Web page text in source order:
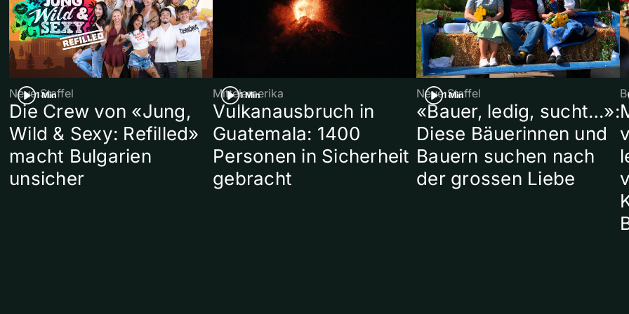
1 Min
Neue Staffel
Die Crew von «Jung,
Wild & Sexy: Refilled»
macht Bulgarien
unsicher
1 Min
Mittelamerika
Vulkanausbruch in
Guatemala: 1400
Personen in Sicherheit
gebracht
1 Min
Neue Staffel
«Bauer, ledig, sucht…»:
Diese Bäuerinnen und
Bauern suchen nach
der grossen Liebe